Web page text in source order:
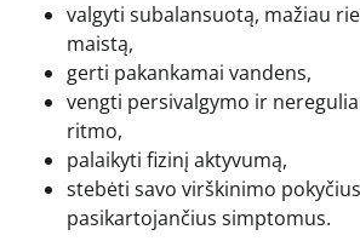
valgyti subalansuotą, mažiau
maistą,
gerti pakankamai vandens,
vengti persivalgymo ir
ritmo,
palaikyti fizinį aktyvumą,
stebėti savo virškinimo
pasikartojančius simptomus.